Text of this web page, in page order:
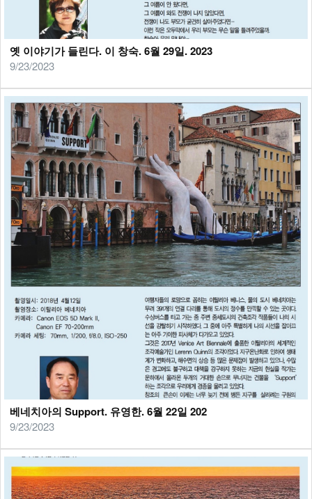
옛 이야기가 들린다. 이 창숙. 6월 29일. 2023
9/23/2023
베네치아의 Support. 유영한. 6월 22일 202
9/23/2023